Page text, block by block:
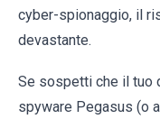
cyber-spionaggio, il
devastante.
Se sospetti che il tuo
spyware Pegasus (o